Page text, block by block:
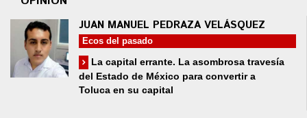
JUAN MANUEL PEDRAZA VELÁSQUEZ
Ecos del pasado
La capital errante. La asombrosa travesía
del Estado de México para convertir a
Toluca en su capital